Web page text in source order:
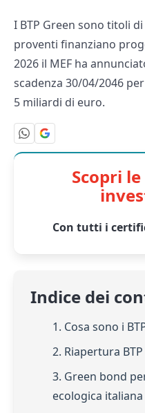
I BTP Green sono titoli
proventi finanziano
2026 il MEF ha
scadenza 30/04/2046
5 miliardi di euro.
Scopri
Con tutti i
Indice dei
1. Cosa sono i
2. Riapertura
3. Green bond
ecologica italiana